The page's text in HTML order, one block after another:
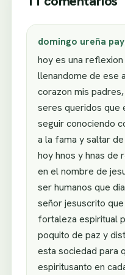
domingo ureña
hoy es una
llenandome de ese
corazon mis
seres queridos que
seguir conociendo
a la fama y saltar
hoy hnos y hnas de
en el nombre de
ser humanos que
señor jesuscrito
fortaleza espiritual
poquito de paz y
esta sociedad para
espiritusanto en